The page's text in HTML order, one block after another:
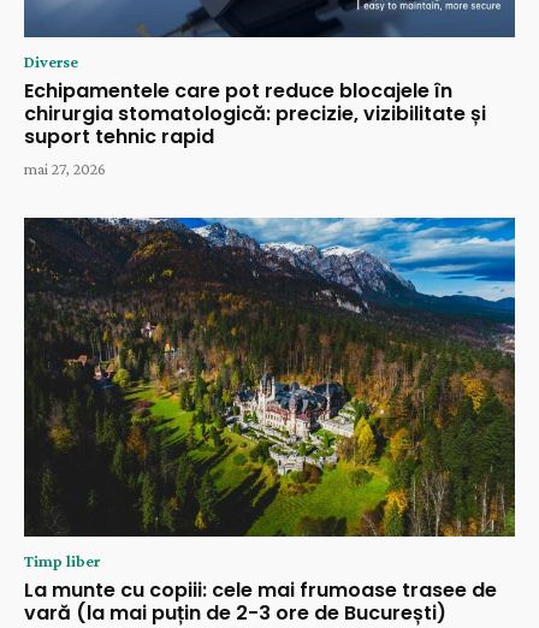
Diverse
Echipamentele care pot reduce blocajele în
chirurgia stomatologică: precizie, vizibilitate și
suport tehnic rapid
mai 27, 2026
Timp liber
La munte cu copiii: cele mai frumoase trasee de
vară (la mai puțin de 2-3 ore de București)